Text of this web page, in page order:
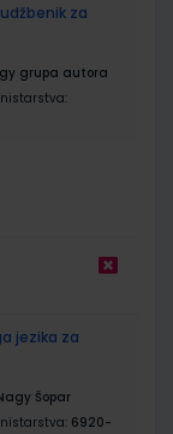
udžbenik za
grupa autora
jezika za
Šopar
6920-